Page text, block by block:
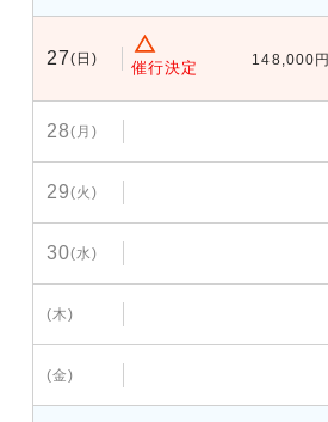
27(日) 催行決定 148,000円
28(月)
29(火)
30(水)
(木)
(金)